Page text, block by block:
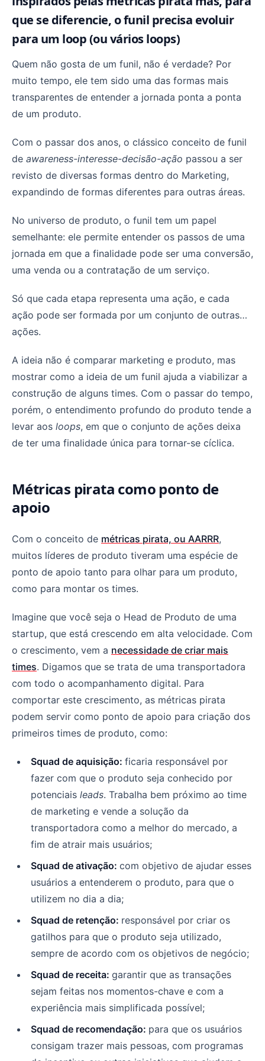
que se diferencie, o funil precisa evoluir
para um loop (ou vários loops)
Quem não gosta de um funil, não é verdade? Por
muito tempo, ele tem sido uma das formas mais
transparentes de entender a jornada ponta a ponta
de um produto.
Com o passar dos anos, o clássico conceito de funil
de awareness-interesse-decisão-ação passou a ser
revisto de diversas formas dentro do Marketing,
expandindo de formas diferentes para outras áreas.
No universo de produto, o funil tem um papel
semelhante: ele permite entender os passos de uma
jornada em que a finalidade pode ser uma conversão,
uma venda ou a contratação de um serviço.
Só que cada etapa representa uma ação, e cada
ação pode ser formada por um conjunto de outras…
ações.
A ideia não é comparar marketing e produto, mas
mostrar como a ideia de um funil ajuda a viabilizar a
construção de alguns times. Com o passar do tempo,
porém, o entendimento profundo do produto tende a
levar aos loops, em que o conjunto de ações deixa
de ter uma finalidade única para tornar-se cíclica.
Métricas pirata como ponto de
apoio
Com o conceito de métricas pirata, ou AARRR,
muitos líderes de produto tiveram uma espécie de
ponto de apoio tanto para olhar para um produto,
como para montar os times.
Imagine que você seja o Head de Produto de uma
startup, que está crescendo em alta velocidade. Com
o crescimento, vem a necessidade de criar mais
times. Digamos que se trata de uma transportadora
com todo o acompanhamento digital. Para
comportar este crescimento, as métricas pirata
podem servir como ponto de apoio para criação dos
primeiros times de produto, como:
Squad de aquisição: ficaria responsável por
fazer com que o produto seja conhecido por
potenciais leads. Trabalha bem próximo ao time
de marketing e vende a solução da
transportadora como a melhor do mercado, a
fim de atrair mais usuários;
Squad de ativação: com objetivo de ajudar esses
usuários a entenderem o produto, para que o
utilizem no dia a dia;
Squad de retenção: responsável por criar os
gatilhos para que o produto seja utilizado,
sempre de acordo com os objetivos de negócio;
Squad de receita: garantir que as transações
sejam feitas nos momentos-chave e com a
experiência mais simplificada possível;
Squad de recomendação: para que os usuários
consigam trazer mais pessoas, com programas